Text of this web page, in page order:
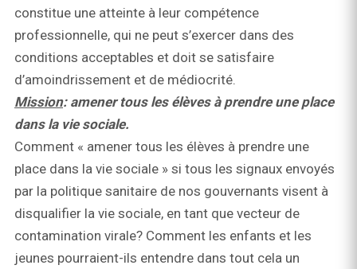
constitue une atteinte à leur compétence
professionnelle, qui ne peut s’exercer dans des
conditions acceptables et doit se satisfaire
d’amoindrissement et de médiocrité.
Mission: amener tous les élèves à prendre une place
dans la vie sociale.
Comment « amener tous les élèves à prendre une
place dans la vie sociale » si tous les signaux envoyés
par la politique sanitaire de nos gouvernants visent à
disqualifier la vie sociale, en tant que vecteur de
contamination virale? Comment les enfants et les
jeunes pourraient-ils entendre dans tout cela un